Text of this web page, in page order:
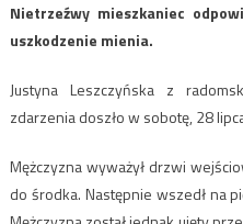
Nietrzeźwy mieszkaniec
uszkodzenie mienia.
Justyna Leszczyńska z
zdarzenia doszło w sobotę, 28
Mężczyzna wyważył drzwi
do środka. Następnie wszedł na